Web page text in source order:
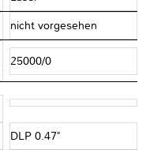
nicht vorgesehen
25000/0
DLP 0.47"